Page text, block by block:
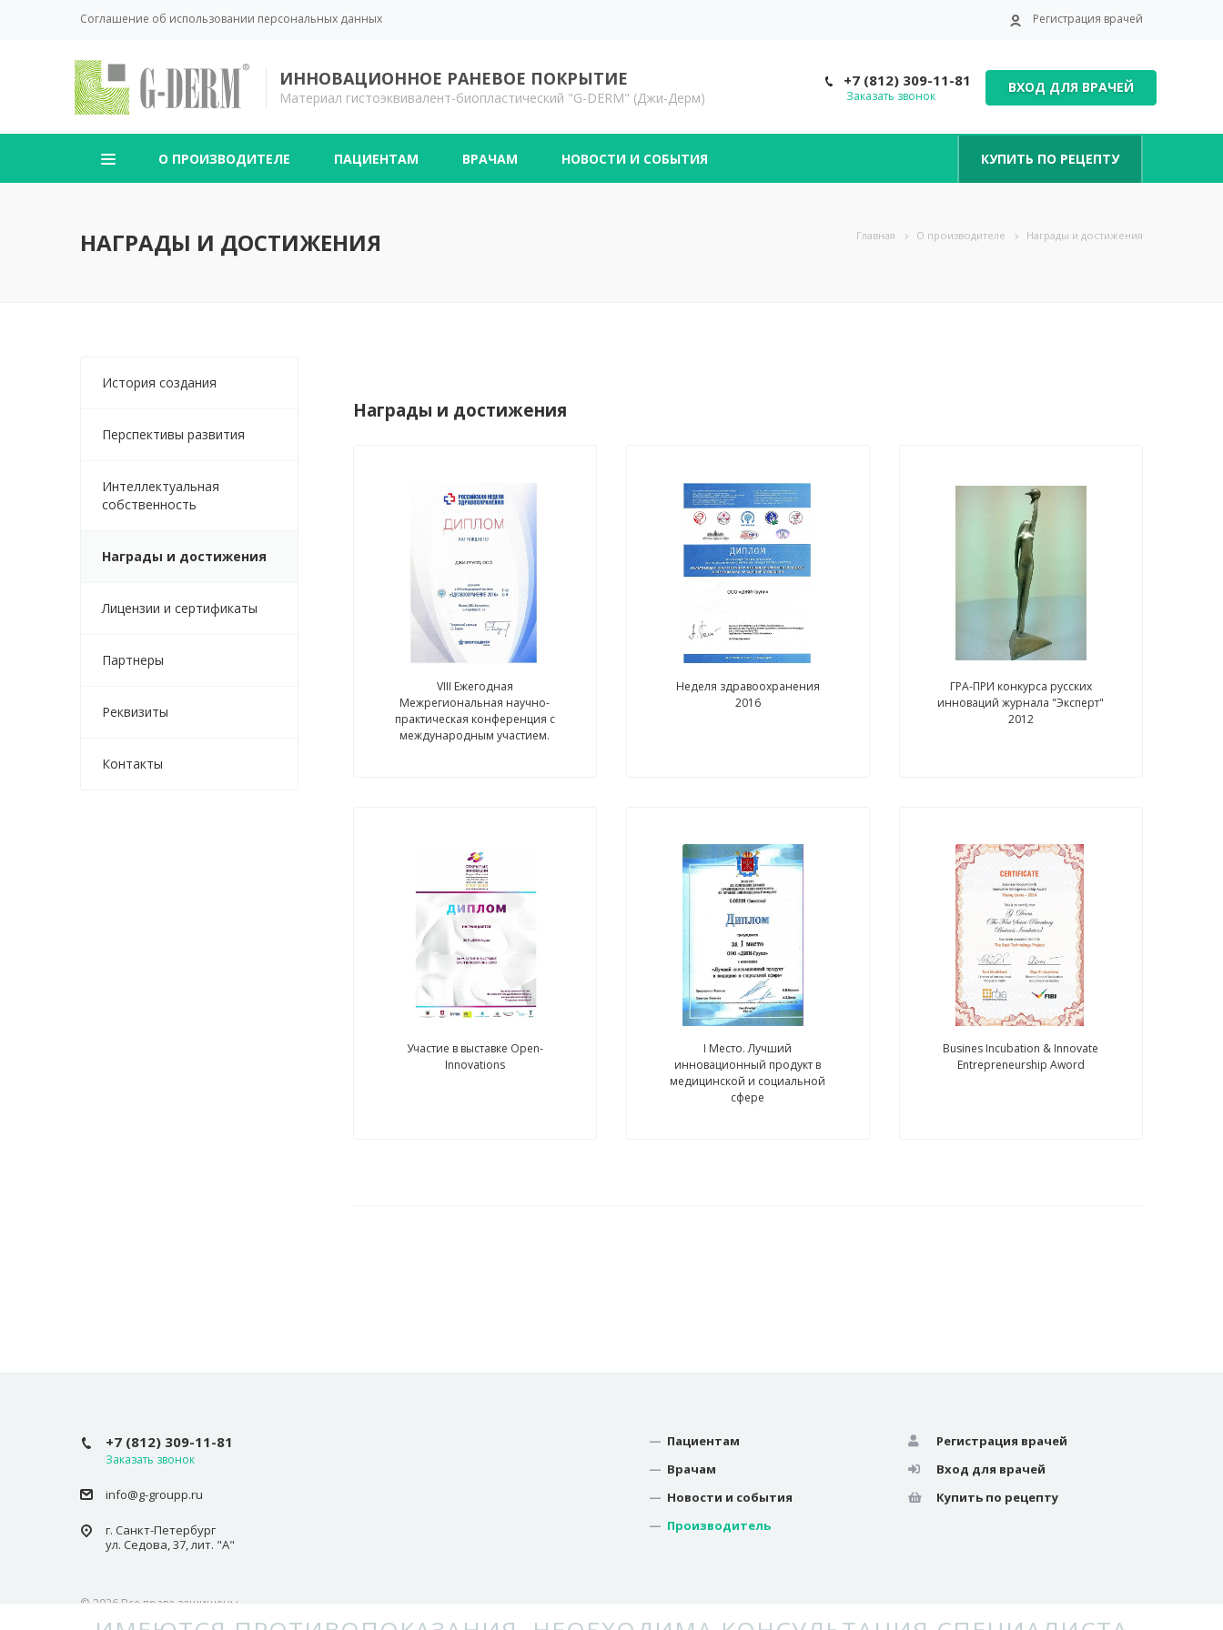
Соглашение об использовании персональных данных Регистрация врачей
ИННОВАЦИОННОЕ РАНЕВОЕ ПОКРЫТИЕ
Материал гистоэквивалент-биопластический "G-DERM" (Джи-Дерм)
ВХОД ДЛЯ ВРАЧЕЙ
+7 (812) 309-11-81
Заказать звонок
О ПРОИЗВОДИТЕЛЕ ПАЦИЕНТАМ ВРАЧАМ НОВОСТИ И СОБЫТИЯ КУПИТЬ ПО РЕЦЕПТУ
НАГРАДЫ И ДОСТИЖЕНИЯ Главная О производителе Награды и достижения
История создания
Перспективы развития
Интеллектуальная
собственность
Награды и достижения
Лицензии и сертификаты
Партнеры
Реквизиты
Контакты
Награды и достижения
VIII Ежегодная
Межрегиональная научно-
практическая конференция с
международным участием.
Неделя здравоохранения
2016
ГРА-ПРИ конкурса русских
инноваций журнала "Эксперт"
2012
Участие в выставке Open-
Innovations
I Место. Лучший
инновационный продукт в
медицинской и социальной
сфере
Busines Incubation & Innovate
Entrepreneurship Aword
+7 (812) 309-11-81
Заказать звонок
info@g-groupp.ru
г. Санкт-Петербург
ул. Седова, 37, лит. "А"
— Пациентам
— Врачам
— Новости и события
— Производитель
Регистрация врачей
Вход для врачей
Купить по рецепту
© 2026 Все права защищены.